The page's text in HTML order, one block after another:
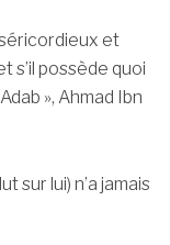
et
s’il possède quoi
», Ahmad Ibn
sur lui) n’a jamais